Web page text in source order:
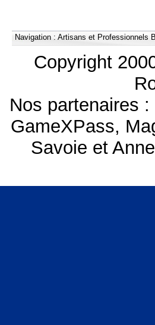
Navigation : Artisans et Professionnels
Copyright
Nos partenaires :
GameXPass,
Savoie et